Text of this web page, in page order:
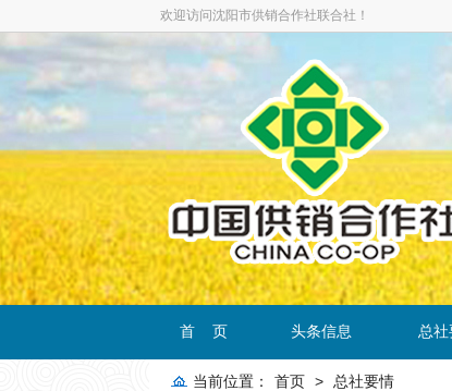
欢迎访问沈阳市供销合作社联合社！
首 页 头条信息 总
当前位置： 首页 > 总社要情